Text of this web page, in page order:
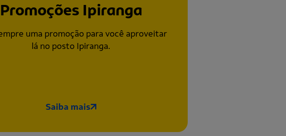
Promoções Ipiranga
uma promoção para você aproveitar
lá no posto Ipiranga.
Saiba mais